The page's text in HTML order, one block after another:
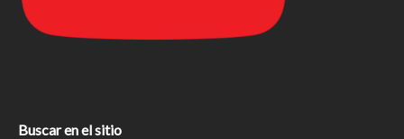
Buscar en el sitio